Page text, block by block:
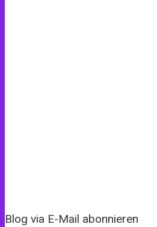
Blog via E-Mail abonnieren